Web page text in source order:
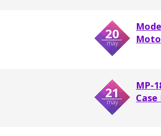
20
may
21
may
MP-